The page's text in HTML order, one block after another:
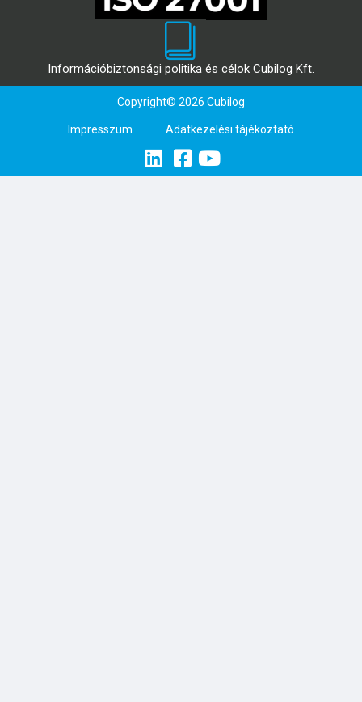
Információbiztonsági politika és célok Cubilog Kft.
Copyright© 2026 Cubilog
Impresszum Adatkezelési tájékoztató